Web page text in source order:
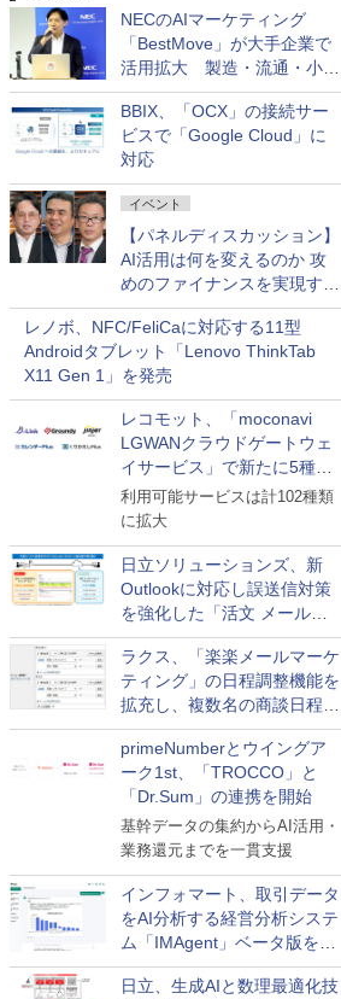
NECのAIマーケティング
「BestMove」が大手企業で
活用拡大 製造・流通・小売
企業・広告代理店などが実装
フェーズへ
BBIX、「OCX」の接続サー
ビスで「Google Cloud」に
対応
イベント
【パネルディスカッション】
AI活用は何を変えるのか 攻
めのファイナンスを実現する
業務設計とマインドセット変
革
レノボ、NFC/FeliCaに対応する11型
Androidタブレット「Lenovo ThinkTab
X11 Gen 1」を発売
レコモット、「moconavi
LGWANクラウドゲートウェ
イサービス」で新たに5種類
のサービスと連携開始
利用可能サービスは計102種類
に拡大
日立ソリューションズ、新
Outlookに対応し誤送信対策
を強化した「活文 メール誤
送信防止アドインサービス」
を提供
ラクス、「楽楽メールマーケ
ティング」の日程調整機能を
拡充し、複数名の商談日程調
整を効率化
primeNumberとウイングア
ーク1st、「TROCCO」と
「Dr.Sum」の連携を開始
基幹データの集約からAI活用・
業務還元までを一貫支援
インフォマート、取引データ
をAI分析する経営分析システ
ム「IMAgent」ベータ版を提
供
日立、生成AIと数理最適化技